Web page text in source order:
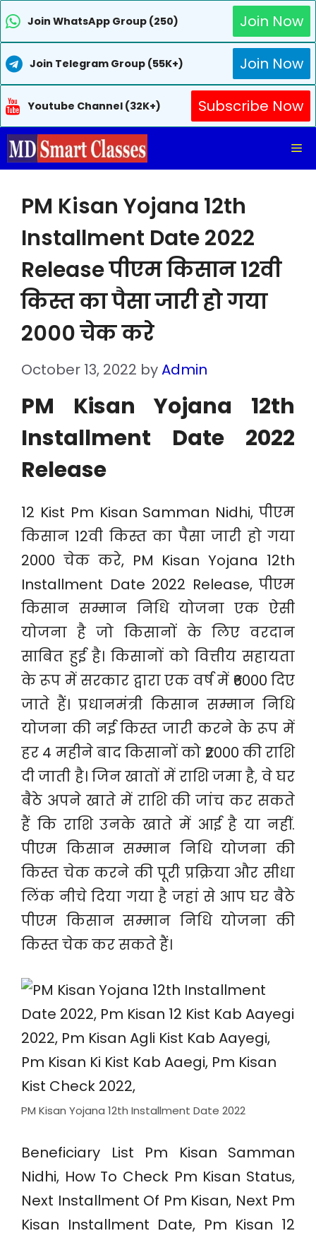
Join WhatsApp Group (250) Join Now
Join Telegram Group (55K+) Join Now
Youtube Channel (32K+)
Subscribe Now
Skip
to
PM Kisan Yojana 12th
Installment Date 2022
Release पीएम किसान 12वी
किस्त का पैसा जारी हो गया
2000 चेक करे
October 13, 2022 byAdmin
PM Kisan Yojana 12th
Installment Date 2022
Release
12 Kist Pm Kisan Samman Nidhi, पीएम
किसान 12वी किस्त का पैसा जारी हो गया
2000 चेक करे, PM Kisan Yojana 12th
Installment Date 2022 Release, पीएम
किसान सम्मान निधि योजना एक ऐसी
योजना है जो किसानों के लिए वरदान
साबित हुई है। किसानों को वित्तीय सहायता
के रूप में सरकार द्वारा एक वर्ष में ₹6000 दिए
जाते हैं। प्रधानमंत्री किसान सम्मान निधि
योजना की नई किस्त जारी करने के रूप में
हर 4 महीने बाद किसानों को ₹2000 की राशि
दी जाती है। जिन खातों में राशि जमा है, वे घर
बैठे अपने खाते में राशि की जांच कर सकते
हैं कि राशि उनके खाते में आई है या नहीं.
पीएम किसान सम्मान निधि योजना की
किस्त चेक करने की पूरी प्रक्रिया और सीधा
लिंक नीचे दिया गया है जहां से आप घर बैठे
पीएम किसान सम्मान निधि योजना की
किस्त चेक कर सकते हैं।
PM Kisan Yojana 12th Installment Date 2022
Beneficiary List Pm Kisan Samman
Nidhi, How To Check Pm Kisan Status,
Next Installment Of Pm Kisan, Next Pm
Kisan Installment Date, Pm Kisan 12